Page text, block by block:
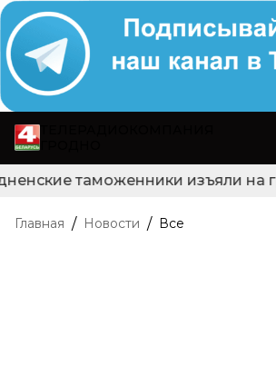
таможенники изъяли на
Главная / Новости / Все